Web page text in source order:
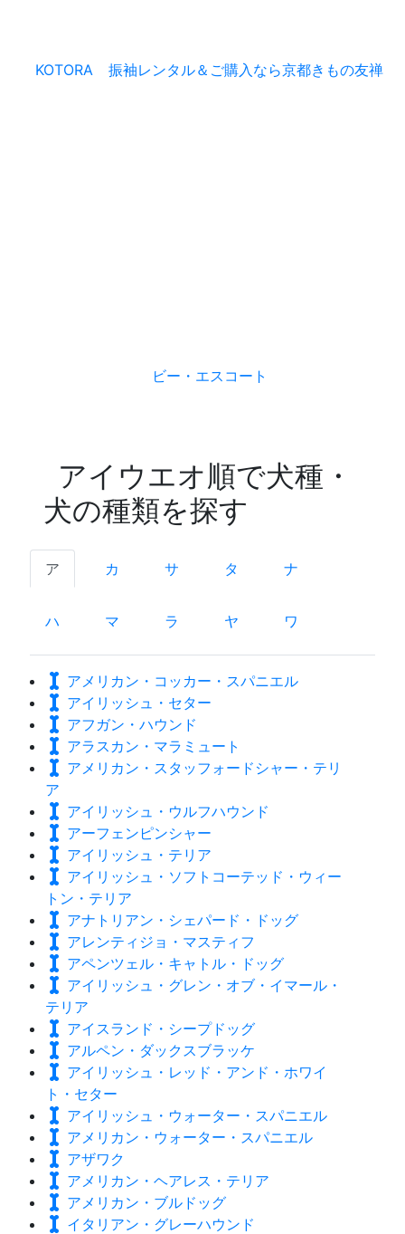
KOTORA 振袖レンタル＆ご購入なら京都きもの友禅
ビー・エスコート
アイウエオ順で犬種・
犬の種類を探す
ア カ サ タ ナ
ハ マ ラ ヤ ワ
アメリカン・コッカー・スパニエル
アイリッシュ・セター
アフガン・ハウンド
アラスカン・マラミュート
アメリカン・スタッフォードシャー・テリ
ア
アイリッシュ・ウルフハウンド
アーフェンピンシャー
アイリッシュ・テリア
アイリッシュ・ソフトコーテッド・ウィー
トン・テリア
アナトリアン・シェパード・ドッグ
アレンティジョ・マスティフ
アペンツェル・キャトル・ドッグ
アイリッシュ・グレン・オブ・イマール・
テリア
アイスランド・シープドッグ
アルペン・ダックスブラッケ
アイリッシュ・レッド・アンド・ホワイ
ト・セター
アイリッシュ・ウォーター・スパニエル
アメリカン・ウォーター・スパニエル
アザワク
アメリカン・ヘアレス・テリア
アメリカン・ブルドッグ
イタリアン・グレーハウンド